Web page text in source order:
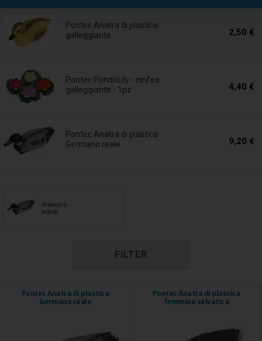
Pontec Anatra di plastica
galleggiante
2,50 €
Pontec PondoLily - ninfea
galleggiante - 1pz
4,40 €
Pontec Anatra di plastica
Germano reale
9,20 €
Animali e
piante
FILTER
Pontec Anatra di plastica
Germano reale
Pontec Anatra di plastica
femmina selvatica